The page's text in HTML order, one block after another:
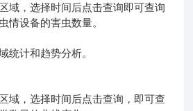
，选择时间后点击查询即可查询
情设备的害虫数量。
计和趋势分析。
，选择时间后点击查询，即可查